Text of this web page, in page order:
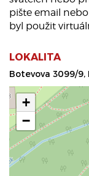
pište email
byl použit
LOKALITA
Botevova 3099/9,
+
−